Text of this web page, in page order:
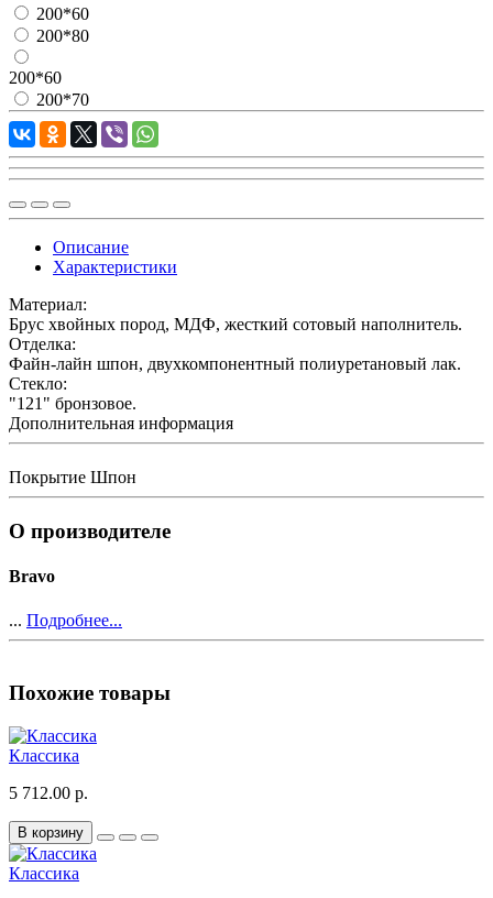
200*60
200*80
200*60
200*70
Описание
Характеристики
Материал:
Брус хвойных пород, МДФ, жесткий сотовый наполнитель.
Отделка:
Файн-лайн шпон, двухкомпонентный полиуретановый лак.
Стекло:
"121" бронзовое.
Дополнительная информация
Покрытие Шпон
О производителе
Bravo
... Подробнее...
Похожие товары
Классика
5 712.00 р.
В корзину
Классика